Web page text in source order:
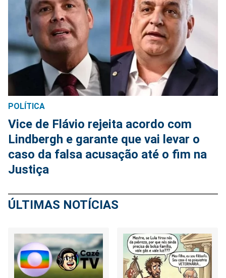
POLÍTICA
Vice de Flávio rejeita acordo com
Lindbergh e garante que vai levar o
caso da falsa acusação até o fim na
Justiça
ÚLTIMAS NOTÍCIAS